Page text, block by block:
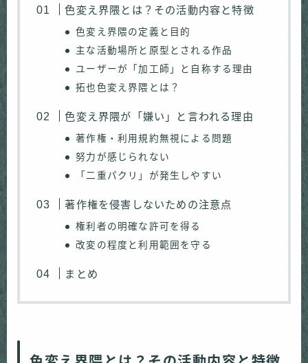
色変え界隈とは？その活動内容と特徴
色変え界隈の定義と目的
主な活動場所と原型とされる作品
ユーザーが「加工師」と自称する理由
拓也色変え界隈とは？
色変え界隈が「嫌い」と言われる理由
著作権・利用規約無視による問題
努力が感じられない
「二重パクリ」が発生しやすい
著作権を侵害しないための注意点
権利者の明確な許可を得る
改変の程度と利用範囲を守る
まとめ